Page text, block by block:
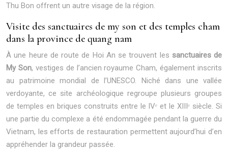
Thu Bon offrent un autre visage de la région.
Visite des sanctuaires de my son et des temples cham
dans la province de quang nam
À une heure de route de Hoi An se trouvent les sanctuaires de
My Son, vestiges de l’ancien royaume Cham, également inscrits
au patrimoine mondial de l’UNESCO. Niché dans une vallée
verdoyante, ce site archéologique regroupe plusieurs groupes
de temples en briques construits entre le IVᵉ et le XIIIᵉ siècle. Si
une partie du complexe a été endommagée pendant la guerre du
Vietnam, les efforts de restauration permettent aujourd’hui d’en
appréhender la grandeur passée.